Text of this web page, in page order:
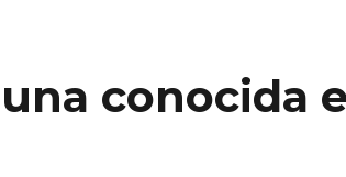
conocida